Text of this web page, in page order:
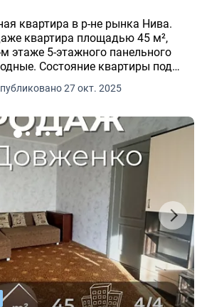
квартира в р-не рынка Нива.
квартира площадью 45 м²,
этаже 5-этажного панельного
27 окт. 2025